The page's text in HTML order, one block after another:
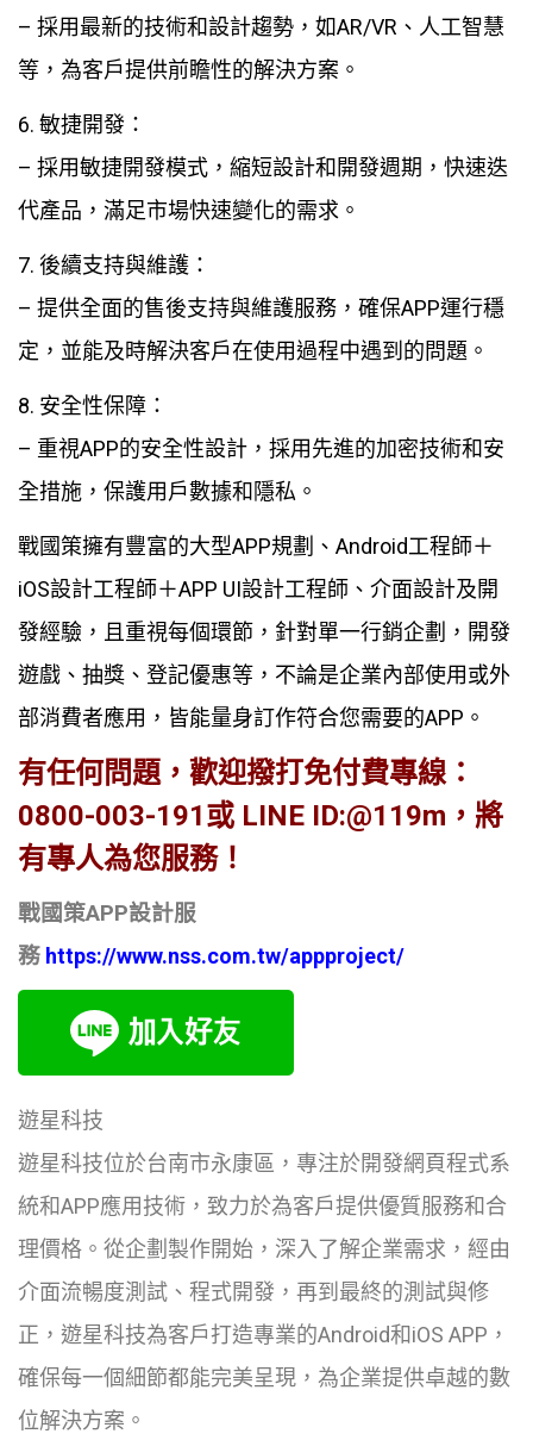
– 採用最新的技術和設計趨勢，如AR/VR、人工智慧
等，為客戶提供前瞻性的解決方案。
6. 敏捷開發：
– 採用敏捷開發模式，縮短設計和開發週期，快速迭
代產品，滿足市場快速變化的需求。
7. 後續支持與維護：
– 提供全面的售後支持與維護服務，確保APP運行穩
定，並能及時解決客戶在使用過程中遇到的問題。
8. 安全性保障：
– 重視APP的安全性設計，採用先進的加密技術和安
全措施，保護用戶數據和隱私。
戰國策擁有豐富的大型APP規劃、Android工程師＋
iOS設計工程師＋APP UI設計工程師、介面設計及開
發經驗，且重視每個環節，針對單一行銷企劃，開發
遊戲、抽獎、登記優惠等，不論是企業內部使用或外
部消費者應用，皆能量身訂作符合您需要的APP。
有任何問題，歡迎撥打免付費專線：
0800-003-191或 LINE ID:@119m，將
有專人為您服務！
戰國策APP設計服
務 https://www.nss.com.tw/appproject/
遊星科技
遊星科技位於台南市永康區，專注於開發網頁程式系
統和APP應用技術，致力於為客戶提供優質服務和合
理價格。從企劃製作開始，深入了解企業需求，經由
介面流暢度測試、程式開發，再到最終的測試與修
正，遊星科技為客戶打造專業的Android和iOS APP，
確保每一個細節都能完美呈現，為企業提供卓越的數
位解決方案。